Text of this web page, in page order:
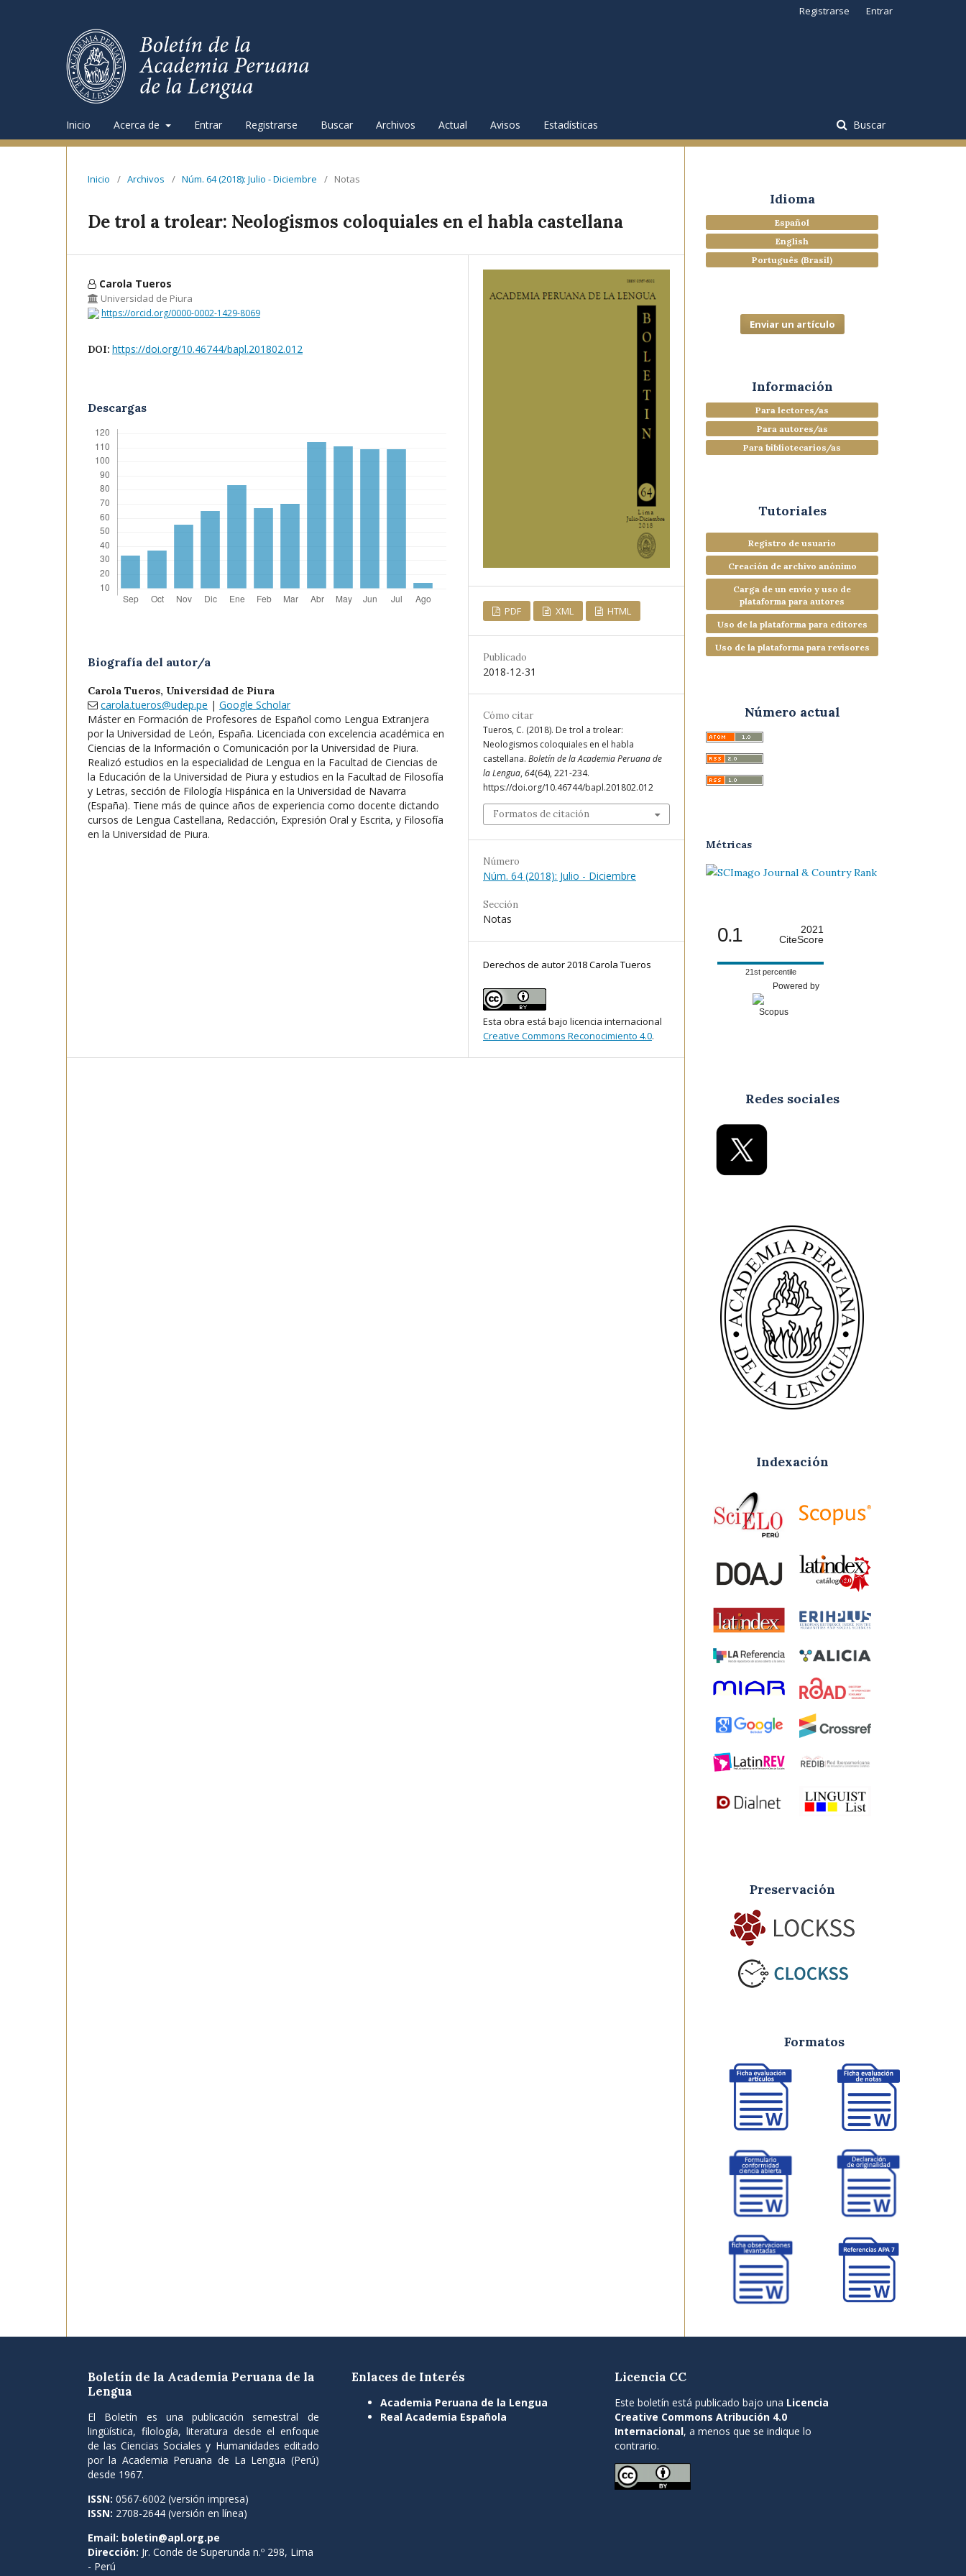
Inicio Acerca de Entrar Registrarse Buscar Archivos Actual Avisos Estadísticas Buscar
Registrarse Entrar
Inicio / Archivos / Núm. 64 (2018): Julio - Diciembre / Notas
De trol a trolear: Neologismos coloquiales en el habla castellana
Carola Tueros
Universidad de Piura
https://orcid.org/0000-0002-1429-8069
DOI: https://doi.org/10.46744/bapl.201802.012
Descargas
Biografía del autor/a
Carola Tueros, Universidad de Piura
carola.tueros@udep.pe | Google Scholar
Máster en Formación de Profesores de Español como Lengua Extranjera
por la Universidad de León, España. Licenciada con excelencia académica en
Ciencias de la Información o Comunicación por la Universidad de Piura.
Realizó estudios en la especialidad de Lengua en la Facultad de Ciencias de
la Educación de la Universidad de Piura y estudios en la Facultad de Filosofía
y Letras, sección de Filología Hispánica en la Universidad de Navarra
(España). Tiene más de quince años de experiencia como docente dictando
cursos de Lengua Castellana, Redacción, Expresión Oral y Escrita, y Filosofía
en la Universidad de Piura.
PDF XML HTML
Publicado
2018-12-31
Cómo citar
Tueros, C. (2018). De trol a trolear:
Neologismos coloquiales en el habla
castellana. Boletín de la Academia Peruana de
la Lengua, 64(64), 221-234.
https://doi.org/10.46744/bapl.201802.012
Formatos de citación
Número
Núm. 64 (2018): Julio - Diciembre
Sección
Notas
Derechos de autor 2018 Carola Tueros
Esta obra está bajo licencia internacional
Creative Commons Reconocimiento 4.0.
Idioma
Español
English
Português (Brasil)
Enviar un artículo
Información
Para lectores/as
Para autores/as
Para bibliotecarios/as
Tutoriales
Registro de usuario
Creación de archivo anónimo
Carga de un envío y uso de
plataforma para autores
Uso de la plataforma para editores
Uso de la plataforma para revisores
Número actual
Métricas
0.1
2021
CiteScore
21st percentile
Powered by
Redes sociales
Indexación
Preservación
Formatos
Boletín de la Academia Peruana de la
Lengua
El Boletín es una publicación semestral de
lingüística, filología, literatura desde el enfoque
de las Ciencias Sociales y Humanidades editado
por la Academia Peruana de La Lengua (Perú)
desde 1967.
ISSN: 0567-6002 (versión impresa)
ISSN: 2708-2644 (versión en línea)
Email: boletin@apl.org.pe
Dirección: Jr. Conde de Superunda n.º 298, Lima
- Perú
Enlaces de Interés
Academia Peruana de la Lengua
Real Academia Española
Licencia CC
Este boletín está publicado bajo una Licencia
Creative Commons Atribución 4.0
Internacional, a menos que se indique lo
contrario.